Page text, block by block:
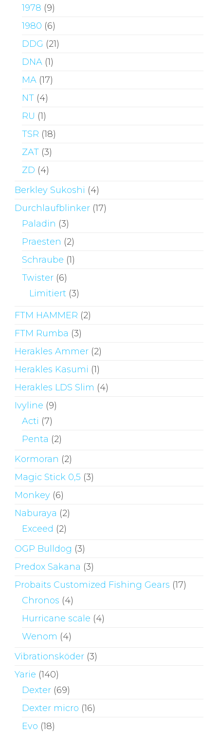
1978 (9)
1980 (6)
DDG (21)
DNA (1)
MA (17)
NT (4)
RU (1)
TSR (18)
ZAT (3)
ZD (4)
Berkley Sukoshi (4)
Durchlaufblinker (17)
Paladin (3)
Praesten (2)
Schraube (1)
Twister (6)
Limitiert (3)
FTM HAMMER (2)
FTM Rumba (3)
Herakles Ammer (2)
Herakles Kasumi (1)
Herakles LDS Slim (4)
Ivyline (9)
Acti (7)
Penta (2)
Kormoran (2)
Magic Stick 0,5 (3)
Monkey (6)
Naburaya (2)
Exceed (2)
OGP Bulldog (3)
Predox Sakana (3)
Probaits Customized Fishing Gears (17)
Chronos (4)
Hurricane scale (4)
Wenom (4)
Vibrationsköder (3)
Yarie (140)
Dexter (69)
Dexter micro (16)
Evo (18)